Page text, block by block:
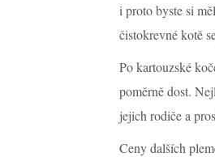
i proto byste si
čistokrevné kotě
Po kartouzské
poměrně dost.
jejich rodiče a
Ceny dalších